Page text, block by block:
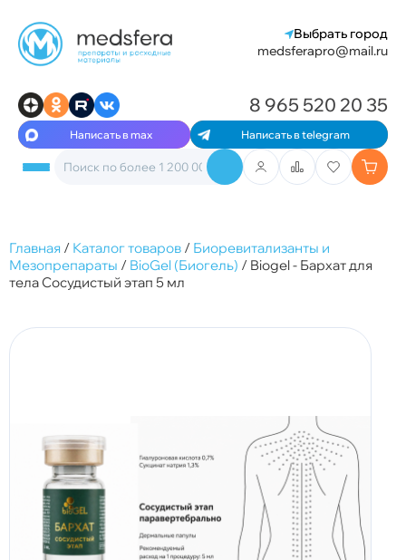
Выбрать город
medsferapro@mail.ru
Написать в max Написать в telegram
8 965 520 20 35
Главная / Каталог товаров / Биоревитализанты и
Мезопрепараты / BioGel (Биогель) / Biogel - Бархат для
тела Сосудистый этап 5 мл